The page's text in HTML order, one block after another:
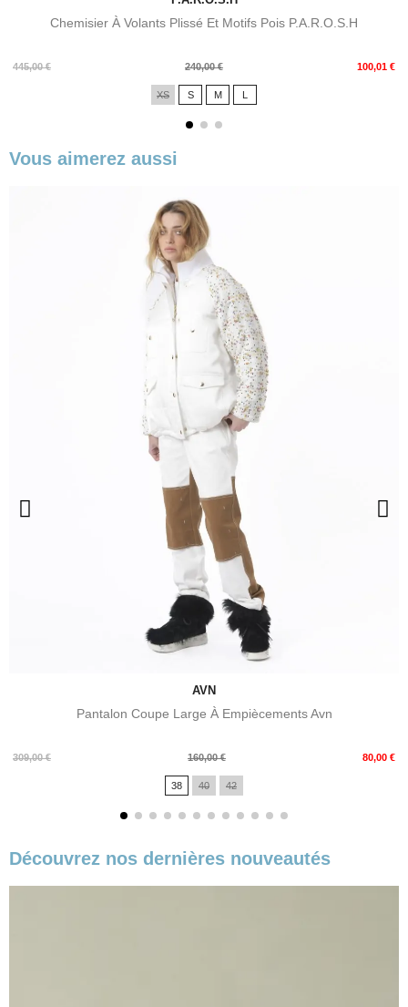
Chemisier À Volants Plissé Et Motifs Pois P.A.R.O.S.H
445,00 €
Prix
240,00 € 100,01 €
Prix
XS S M L
Vous aimerez aussi
AVN
Pantalon Coupe Large À Empiècements Avn
309,00 €
Prix
160,00 € 80,00 €
Prix
38 40 42
Découvrez nos dernières nouveautés